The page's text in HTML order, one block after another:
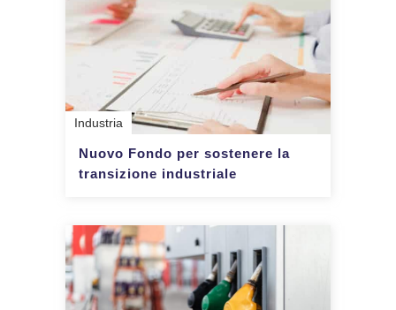
Industria
Nuovo Fondo per sostenere la
transizione industriale